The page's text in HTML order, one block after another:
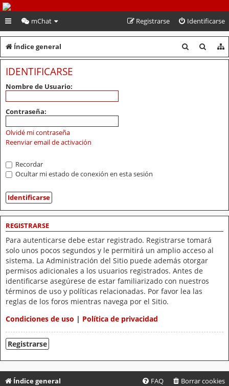
PeruVoley.com
mChat Identificarse
Registrarse
Índice general
u
u
IDENTIFICARSE
Nombre de Usuario:
Contraseña:
Olvidé mi contraseña
Reenviar email de activación
Recordar
Ocultar mi estado de conexión en esta sesión
REGISTRARSE
Para autenticarse debe estar registrado. Registrarse tomará
solo unos pocos segundos y le permitirá un amplio acceso al
sistema. La Administración del Sitio puede además otorgar
permisos adicionales a los usuarios registrados. Antes de
identificarse asegúrese de estar familiarizado con nuestros
términos de uso y políticas relacionadas. Por favor lea las
reglas de los foros mientras navega por el Sitio.
Condiciones de uso | Política de privacidad
Registrarse
Índice general Borrar cookies
FAQ